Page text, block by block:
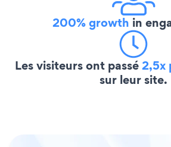
200% growth in
Les visiteurs ont passé2,5x
sur leur site.